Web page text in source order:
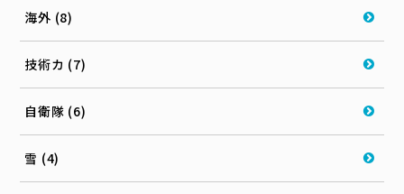
海外 (8)
技術カ (7)
自衛隊 (6)
雪 (4)